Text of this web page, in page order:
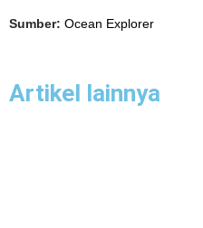
Sumber: Ocean Explorer
Artikel lainnya